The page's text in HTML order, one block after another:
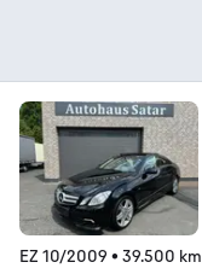
EZ 10/2009 • 39.500 km